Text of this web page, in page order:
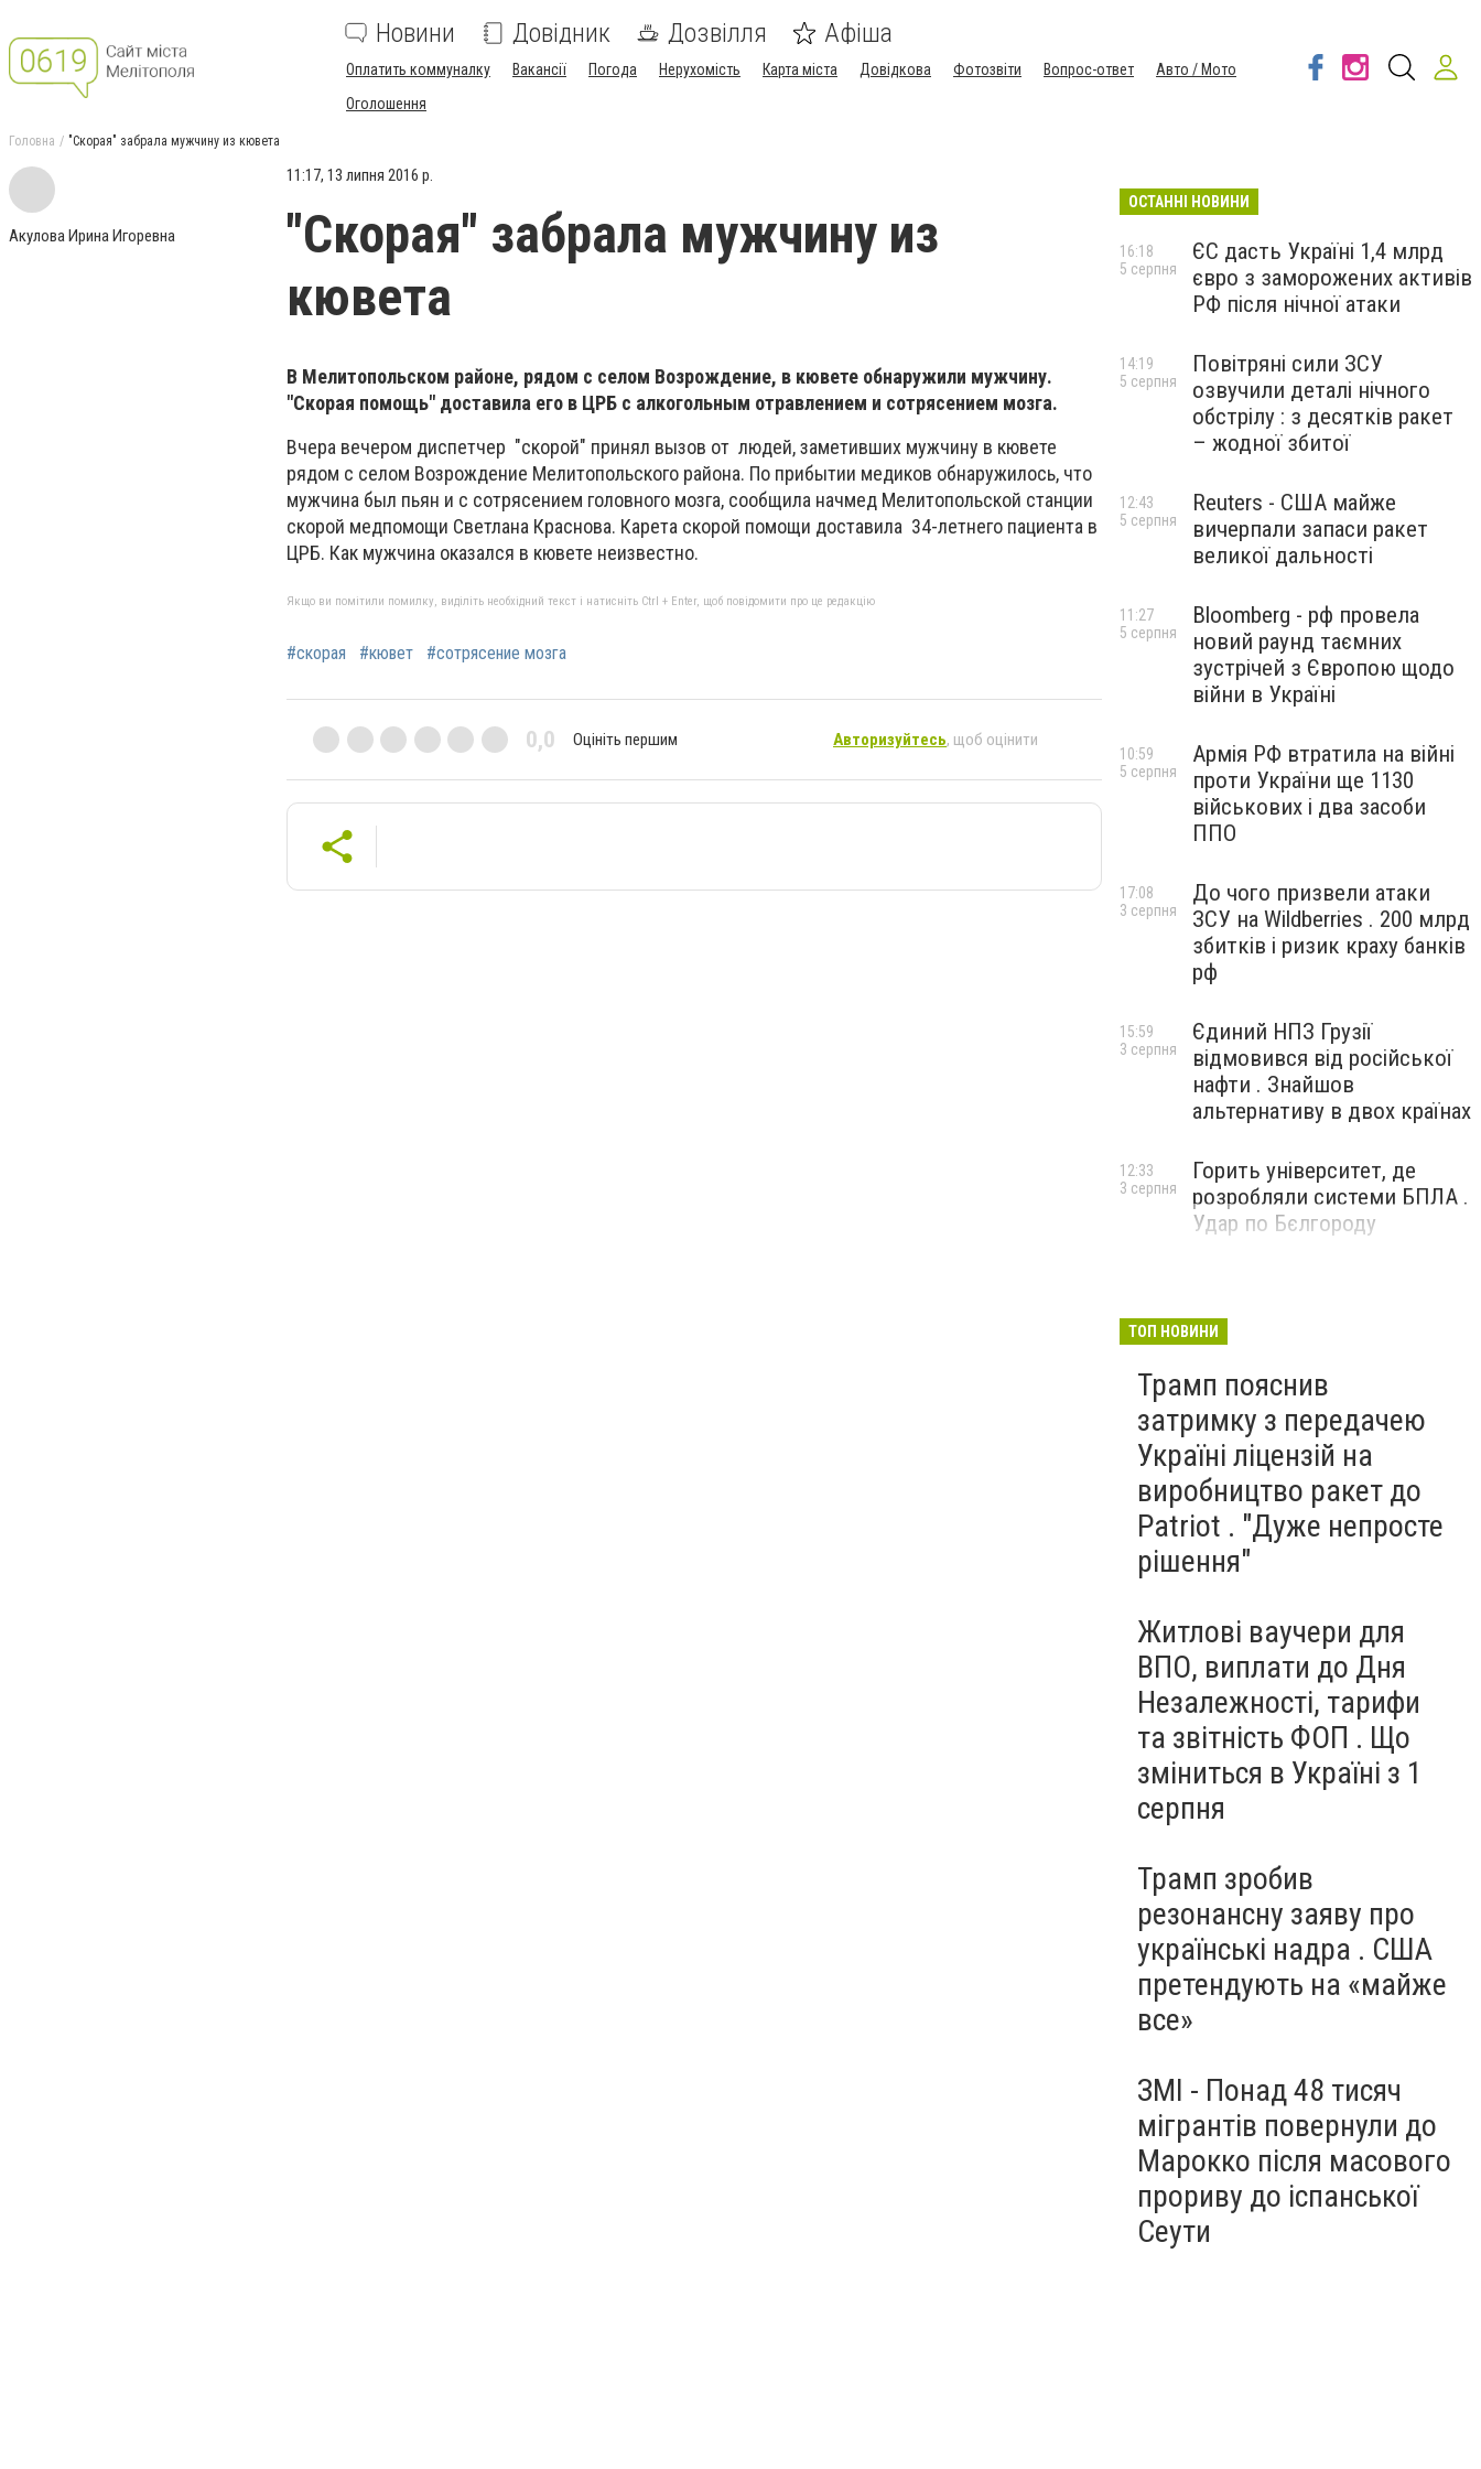
Новини Довідник Дозвілля Афіша
Оплатить коммуналку Вакансії Погода Нерухомість Карта міста Довідкова Фотозвіти Вопрос-ответ
Авто / Мото
Оголошення
Головна "Скорая" забрала мужчину из кювета
Акулова Ирина Игоревна
11:17, 13 липня 2016 р.
"Скорая" забрала мужчину из
кювета
В Мелитопольском районе, рядом с селом Возрождение, в кювете обнаружили мужчину.
"Скорая помощь" доставила его в ЦРБ с алкогольным отравлением и сотрясением мозга.
Вчера вечером диспетчер "скорой" принял вызов от людей, заметивших мужчину в кювете
рядом с селом Возрождение Мелитопольского района. По прибытии медиков обнаружилось, что
мужчина был пьян и с сотрясением головного мозга, сообщила начмед Мелитопольской станции
скорой медпомощи Светлана Краснова. Карета скорой помощи доставила 34-летнего пациента в
ЦРБ. Как мужчина оказался в кювете неизвестно.
Якщо ви помітили помилку, виділіть необхідний текст і натисніть Ctrl + Enter, щоб повідомити про це редакцію
#скорая #кювет #сотрясение мозга
0,0 Оцініть першим Авторизуйтесь, щоб оцінити
ОСТАННІ НОВИНИ
ЄС дасть Україні 1,4 млрд
євро з заморожених активів
РФ після нічної атаки
16:18
5 серпня
Повітряні сили ЗСУ
озвучили деталі нічного
обстрілу : з десятків ракет
– жодної збитої
14:19
5 серпня
Reuters - США майже
вичерпали запаси ракет
великої дальності
12:43
5 серпня
Bloomberg - рф провела
новий раунд таємних
зустрічей з Європою щодо
війни в Україні
11:27
5 серпня
Армія РФ втратила на війні
проти України ще 1130
військових і два засоби
ППО
10:59
5 серпня
До чого призвели атаки
ЗСУ на Wildberries . 200 млрд
збитків і ризик краху банків
рф
17:08
3 серпня
Єдиний НПЗ Грузії
відмовився від російської
нафти . Знайшов
альтернативу в двох країнах
15:59
3 серпня
Горить університет, де
розробляли системи БПЛА .
Удар по Бєлгороду
12:33
3 серпня
ТОП НОВИНИ
Трамп пояснив
затримку з передачею
Україні ліцензій на
виробництво ракет до
Patriot . "Дуже непросте
рішення"
Житлові ваучери для
ВПО, виплати до Дня
Незалежності, тарифи
та звітність ФОП . Що
зміниться в Україні з 1
серпня
Трамп зробив
резонансну заяву про
українські надра . США
претендують на «майже
все»
ЗМІ - Понад 48 тисяч
мігрантів повернули до
Марокко після масового
прориву до іспанської
Сеути